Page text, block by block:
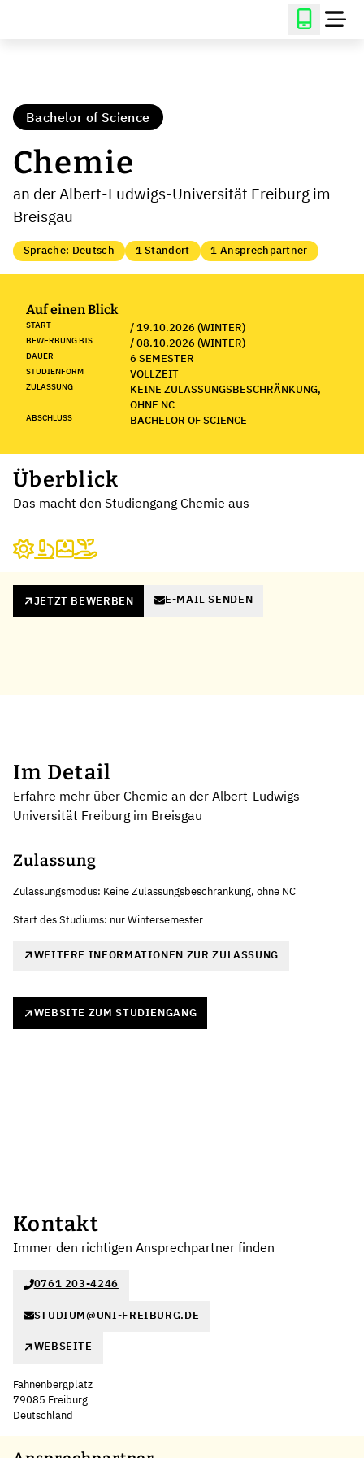
Bachelor of Science
Chemie
an der Albert-Ludwigs-Universität Freiburg im
Breisgau
Sprache: Deutsch 1 Standort 1 Ansprechpartner
Auf einen Blick
START / 19.10.2026 (WINTER)
BEWERBUNG BIS / 08.10.2026 (WINTER)
DAUER 6 SEMESTER
STUDIENFORM VOLLZEIT
ZULASSUNG
KEINE ZULASSUNGSBESCHRÄNKUNG,
OHNE NC
ABSCHLUSS BACHELOR OF SCIENCE
Überblick
Das macht den Studiengang Chemie aus
JETZT BEWERBEN E-MAIL SENDEN
Im Detail
Erfahre mehr über Chemie an der Albert-Ludwigs-
Universität Freiburg im Breisgau
Zulassung
Zulassungsmodus: Keine Zulassungsbeschränkung, ohne NC
Start des Studiums: nur Wintersemester
WEITERE INFORMATIONEN ZUR ZULASSUNG
WEBSITE ZUM STUDIENGANG
Kontakt
Immer den richtigen Ansprechpartner finden
0761 203-4246
STUDIUM@UNI-FREIBURG.DE
WEBSEITE
Fahnenbergplatz
79085 Freiburg
Deutschland